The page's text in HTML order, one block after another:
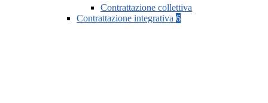
Contrattazione collettiva
Contrattazione integrativa 6